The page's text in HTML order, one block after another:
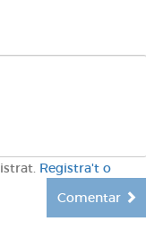
Registra't o
Comentar